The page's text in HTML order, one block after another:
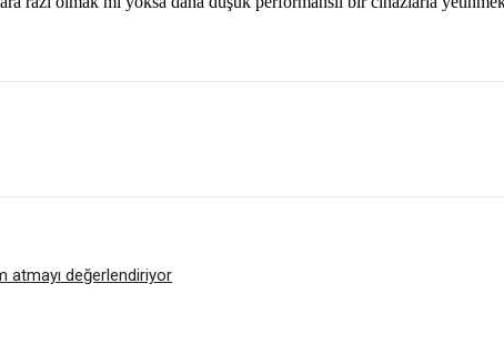
atmayı değerlendiriyor